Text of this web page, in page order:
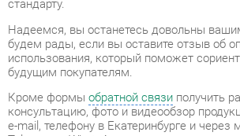
Кроме формы
консультацию, фото и видеообзор
e-mail, телефону в Екатеринбурге и через
Telegram и WhatsApp.
Шкафы в ванную также можно сравнить
50 9771 Красный, самостоятельно забрав
центрального склада в г. Екатеринбург.
адресов и магазинов смотрите на странице